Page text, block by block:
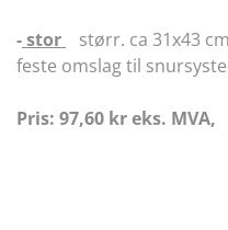
-stor
størr. ca 31x43
feste omslag til
Pris: 97,60 kr eks. MVA,